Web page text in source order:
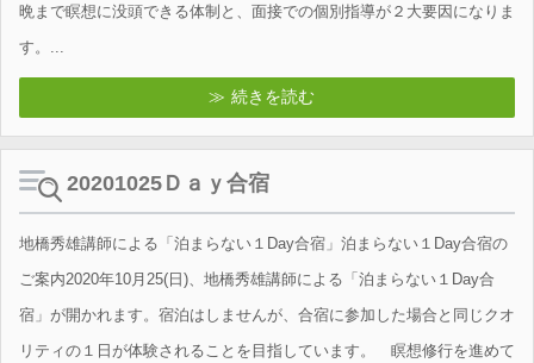
晩まで瞑想に没頭できる体制と、面接での個別指導が２大要因になりま
す。...
続きを読む
20201025Ｄａｙ合宿
地橋秀雄講師による「泊まらない１Day合宿」泊まらない１Day合宿の
ご案内2020年10月25(日)、地橋秀雄講師による「泊まらない１Day合
宿」が開かれます。宿泊はしませんが、合宿に参加した場合と同じクオ
リティの１日が体験されることを目指しています。 瞑想修行を進めて